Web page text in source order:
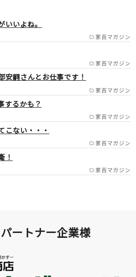
家百マガジン
いいよね。
家百マガジン
家百マガジン
嗣さんとお仕事です！
家百マガジン
するかも？
家百マガジン
こない・・・
家百マガジン
！
ートナー企業様